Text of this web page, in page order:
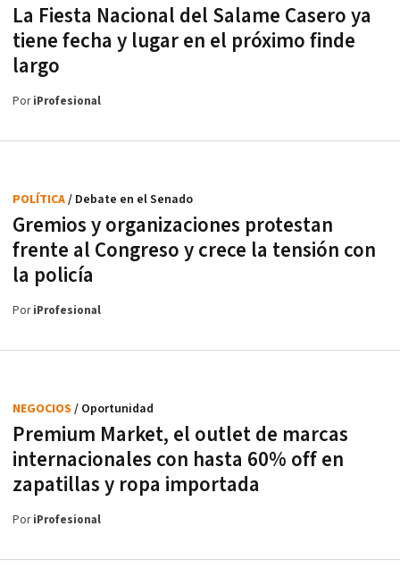
La Fiesta Nacional del Salame Casero ya
tiene fecha y lugar en el próximo finde
largo
PoriProfesional
Gremios y organizaciones protestan
frente al Congreso y crece la tensión con
la policía
POLÍTICA/ Debate en el Senado
PoriProfesional
Premium Market, el outlet de marcas
internacionales con hasta 60% off en
zapatillas y ropa importada
NEGOCIOS / Oportunidad
PoriProfesional